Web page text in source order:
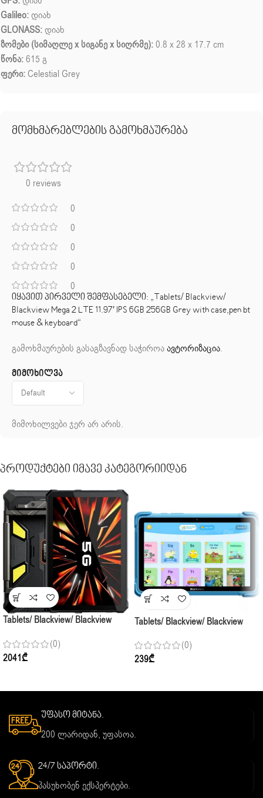
Galileo: დიახ
GLONASS: დიახ
ზომები (სიმაღლე x სიგანე x სიღრმე):0.8 x 28 x 17.7 cm
წონა:615 გ
ფერი: Celestial Grey
მომხმარებლების გამოხმაურება
0 reviews
0
0
0
0
0
მიმოხილვა
მიმოხილვები ჯერ არ არის.
იყავით პირველი შემფასებელი: „Tablets/ Blackview/
Blackview Mega 2 LTE 11.97′ IPS 6GB 256GB Grey with case,pen bt
mouse & keyboard“
გამოხმაურების გასაგზავნად საჭიროაავტორიზაცია.
Პროდუქტები Იმავე Კატეგორიიდან
Tablets/ Blackview/ Blackview
FHD+ 16GB 1TB Black
(0)
2041₾
Tablets/ Blackview/ Blackview
4GB 64GB BLUE
(0)
239₾
უფასო მიტანა.
200 ლარიდან, უფასოა.
24/7 საპორტი.
პასუხობენ ექსპერტები.